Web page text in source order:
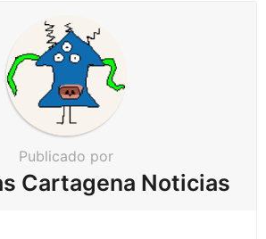
Publicado por
Cartagena Noticias